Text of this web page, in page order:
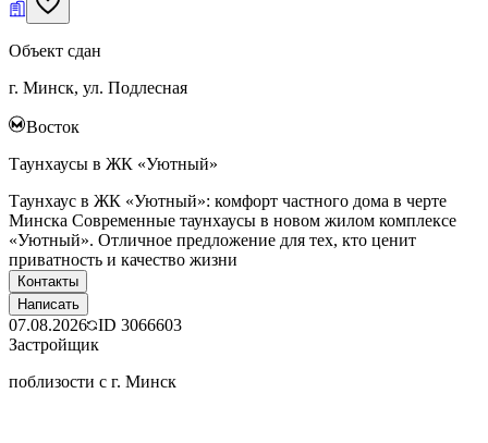
Объект сдан
г. Минск, ул. Подлесная
Восток
Таунхаусы в ЖК «Уютный»
Таунхаус в ЖК «Уютный»: комфорт частного дома в черте
Минска Современные таунхаусы в новом жилом комплексе
«Уютный». Отличное предложение для тех, кто ценит
приватность и качество жизни
Контакты
Написать
07.08.2026 ID 3066603
Застройщик
поблизости с г. Минск